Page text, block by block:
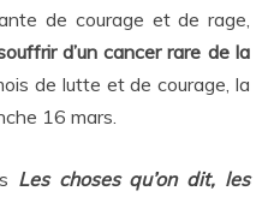
de courage et de rage,
d’un cancer rare de la
de lutte et de courage, la
16 mars.
Les choses qu’on dit, les